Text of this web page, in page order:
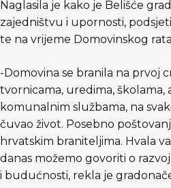
Naglasila je kako je Belišće
zajedništvu i upornosti,
te na vrijeme Domovinskog
-Domovina se branila na prvoj
tvornicama, uredima, školama,
komunalnim službama, na
čuvao život. Posebno
hrvatskim braniteljima. Hvala
danas možemo govoriti o
i budućnosti, rekla je